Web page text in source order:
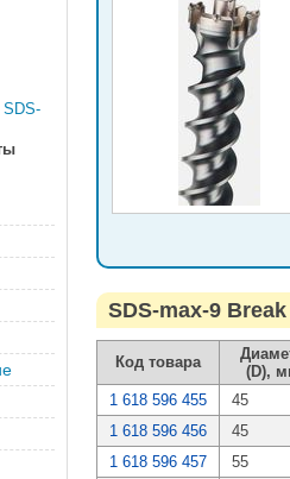
SDS-max-9
Код товара
(D),
1 618 596 455
45
1 618 596 456
45
1 618 596 457
55